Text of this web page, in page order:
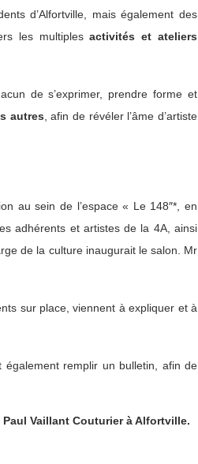
d’Alfortville, mais également des
les multiplesactivités et ateliers
de s’exprimer, prendre forme et
autres , afin de révéler l’âme d’artiste
au sein de l’espace « Le 148″*, en
adhérents et artistes de la 4A, ainsi
de la culture inaugurait le salon. Mr
sur place, viennent à expliquer et à
également remplir un bulletin, afin de
Paul Vaillant Couturier à Alfortville.